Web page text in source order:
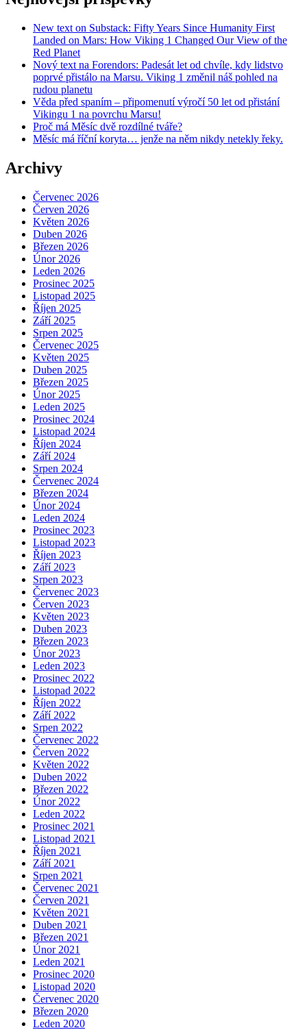
New text on Substack: Fifty Years Since Humanity First
Landed on Mars: How Viking 1 Changed Our View of the
Red Planet
Nový text na Forendors: Padesát let od chvíle, kdy lidstvo
poprvé přistálo na Marsu. Viking 1 změnil náš pohled na
rudou planetu
Věda před spaním – připomenutí výročí 50 let od přistání
Vikingu 1 na povrchu Marsu!
Proč má Měsíc dvě rozdílné tváře?
Měsíc má říční koryta… jenže na něm nikdy netekly řeky.
Archivy
Červenec 2026
Červen 2026
Květen 2026
Duben 2026
Březen 2026
Únor 2026
Leden 2026
Prosinec 2025
Listopad 2025
Říjen 2025
Září 2025
Srpen 2025
Červenec 2025
Květen 2025
Duben 2025
Březen 2025
Únor 2025
Leden 2025
Prosinec 2024
Listopad 2024
Říjen 2024
Září 2024
Srpen 2024
Červenec 2024
Březen 2024
Únor 2024
Leden 2024
Prosinec 2023
Listopad 2023
Říjen 2023
Září 2023
Srpen 2023
Červenec 2023
Červen 2023
Květen 2023
Duben 2023
Březen 2023
Únor 2023
Leden 2023
Prosinec 2022
Listopad 2022
Říjen 2022
Září 2022
Srpen 2022
Červenec 2022
Červen 2022
Květen 2022
Duben 2022
Březen 2022
Únor 2022
Leden 2022
Prosinec 2021
Listopad 2021
Říjen 2021
Září 2021
Srpen 2021
Červenec 2021
Červen 2021
Květen 2021
Duben 2021
Březen 2021
Únor 2021
Leden 2021
Prosinec 2020
Listopad 2020
Červenec 2020
Březen 2020
Leden 2020